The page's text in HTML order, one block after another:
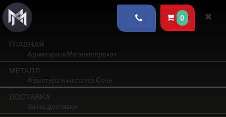
0
ГЛАВНАЯ
Арматура и Металлопрокат
МЕТАЛЛ
Арматура и металл в Сочи
ДОСТАВКА
Заказ доставки